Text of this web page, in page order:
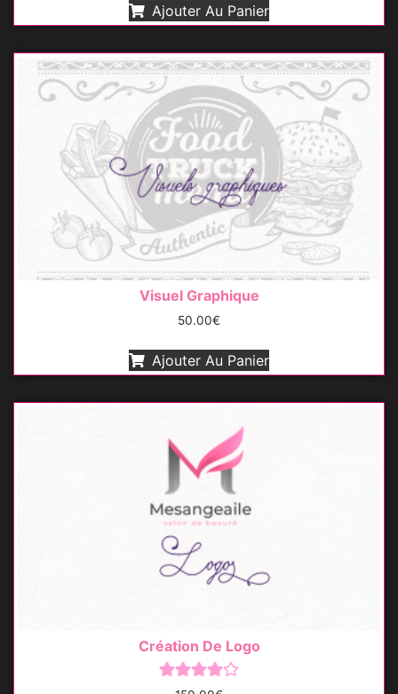
Ajouter Au Panier
Visuel Graphique
50.00€
Ajouter Au Panier
Création De Logo
Note